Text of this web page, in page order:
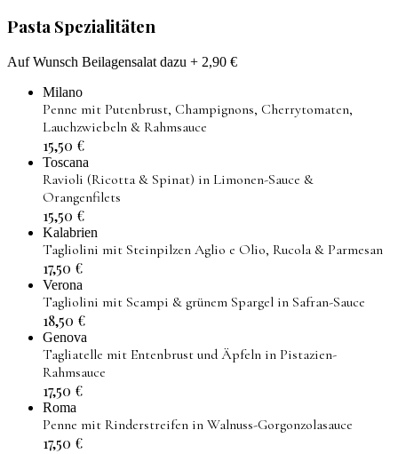
Pasta Spezialitäten
Auf Wunsch Beilagensalat dazu + 2,90 €
Milano
Penne mit Putenbrust, Champignons, Cherrytomaten,
Lauchzwiebeln & Rahmsauce
15,50 €
Toscana
Ravioli (Ricotta & Spinat) in Limonen-Sauce &
Orangenfilets
15,50 €
Kalabrien
Tagliolini mit Steinpilzen Aglio e Olio, Rucola & Parmesan
17,50 €
Verona
Tagliolini mit Scampi & grünem Spargel in Safran-Sauce
18,50 €
Genova
Tagliatelle mit Entenbrust und Äpfeln in Pistazien-
Rahmsauce
17,50 €
Roma
Penne mit Rinderstreifen in Walnuss-Gorgonzolasauce
17,50 €